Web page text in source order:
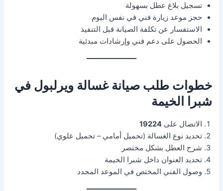
تسجيل بلاغ عطل بسهولة
حجز موعد زيارة فني في نفس اليوم
الاستفسار عن تكلفة الصيانة قبل التنفيذ
الحصول على دعم فني وإرشادات مبدئية
خطوات طلب صيانة غسالة ويرلبول في
شبرا الخيمة
الاتصال على19224
تحديد نوع الغسالة (تحميل أمامي – تحميل علوي)
شرح العطل بشكل مختصر
تحديد العنوان داخل شبرا الخيمة
وصول الفني المختص في الموعد المحدد